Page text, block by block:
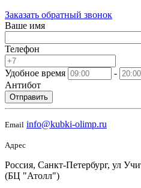
Заказать обратный звонок
Ваше имя
Телефон
Удобное время
-
Антибот
Отправить
Email info@kubki-olimp.ru
Адрес
Россия, Санкт-Петербург, ул
(БЦ "Атолл")